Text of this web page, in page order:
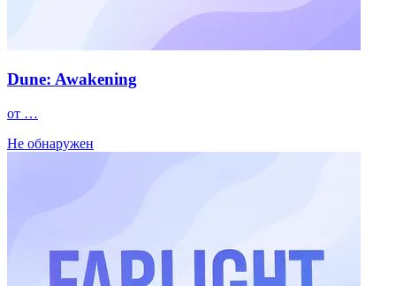
Dune: Awakening
от …
Не обнаружен